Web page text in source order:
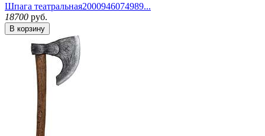
Шпага театральная2000946074989...
18700 руб.
В корзину